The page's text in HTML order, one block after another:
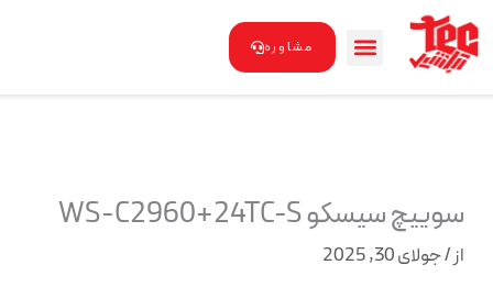
محتوا
مشاوره
سوییچ سیسکو WS-C2960+24TC-S
از/جولای 30, 2025